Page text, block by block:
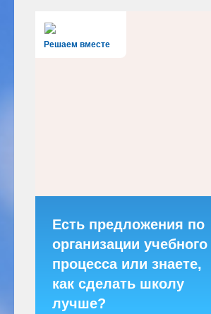
Решаем вместе
Есть предложения по
организации учебного
процесса или знаете,
как сделать школу
лучше?